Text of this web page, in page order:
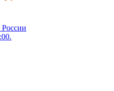
России